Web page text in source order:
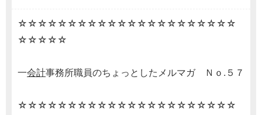
☆☆☆☆☆☆☆☆☆☆☆☆☆☆☆☆☆☆☆☆☆☆
☆☆☆☆☆
一会計事務所職員のちょっとしたメルマガ Ｎｏ.５７
☆☆☆☆☆☆☆☆☆☆☆☆☆☆☆☆☆☆☆☆☆☆